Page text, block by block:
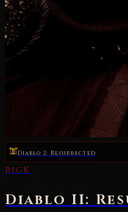
Diablo 2: Resurrected
BigK
Diablo II: